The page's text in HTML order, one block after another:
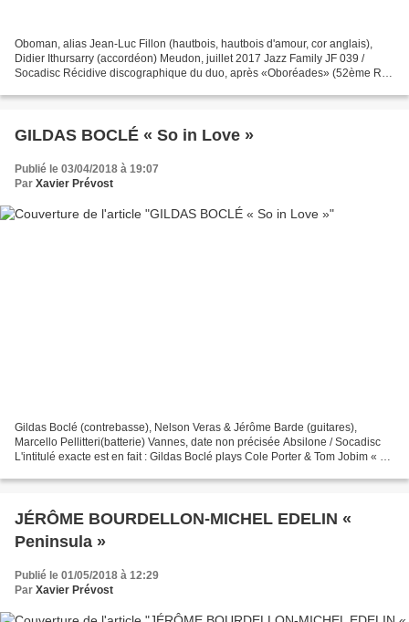
Oboman, alias Jean-Luc Fillon (hautbois, hautbois d'amour, cor anglais),
Didier Ithursarry (accordéon) Meudon, juillet 2017 Jazz Family JF 039 /
Socadisc Récidive discographique du duo, après «Oboréades» (52ème Rue
GILDAS BOCLÉ « So in Love »
Publié le 03/04/2018 à 19:07
Par Xavier Prévost
Gildas Boclé (contrebasse), Nelson Veras & Jérôme Barde (guitares),
Marcello Pellitteri(batterie) Vannes, date non précisée Absilone / Socadisc
L'intitulé exacte est en fait : Gildas Boclé plays Cole Porter & Tom Jobim « So
JÉRÔME BOURDELLON-MICHEL EDELIN «
Peninsula »
Publié le 01/05/2018 à 12:29
Par Xavier Prévost